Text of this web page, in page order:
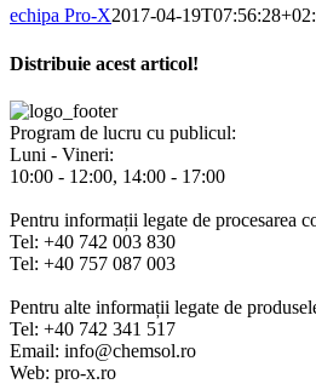
echipa Pro-X2017-04-
Distribuie acest articol!
Facebook
X
Pinterest
E-
mail:
Program de lucru cu publicul:
Luni - Vineri:
10:00 - 12:00, 14:00 - 17:00
Pentru informații legate de procesarea
Tel: +40 742 003 830
Tel: +40 757 087 003
Pentru alte informații legate de
Tel: +40 742 341 517
Email: info@chemsol.ro
Web: pro-x.ro